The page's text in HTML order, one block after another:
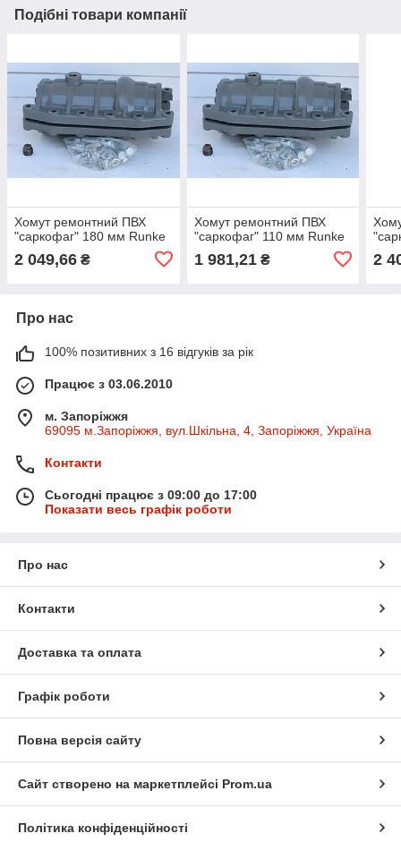
Подібні товари компанії
Хомут ремонтний ПВХ
"саркофаг" 180 мм Runke
2 049,66 ₴
Хомут ремонтний ПВХ
"саркофаг" 110 мм Runke
1 981,21₴ 2
Про нас
100% позитивних з 16 відгуків за рік
Працює з 03.06.2010
м. Запоріжжя
69095 м.Запоріжжя, вул.Шкільна, 4, Запоріжжя, Україна
Контакти
Сьогодні працює з 09:00 до 17:00
Показати весь графік роботи
Про нас
Контакти
Доставка та оплата
Графік роботи
Повна версія сайту
Сайт створено на маркетплейсі Prom.ua
Політика конфіденційності